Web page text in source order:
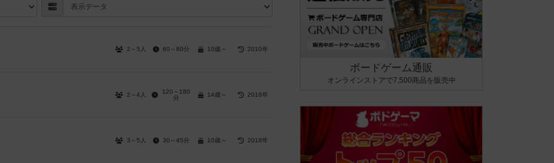
2～5人 60～80分 10歳～ 2010年
2～4人
120～180
分
14歳～ 2018年
3～5人 30～45分 10歳～ 2018年
ボードゲーム通販
オンラインストアで7,500商品を販売中